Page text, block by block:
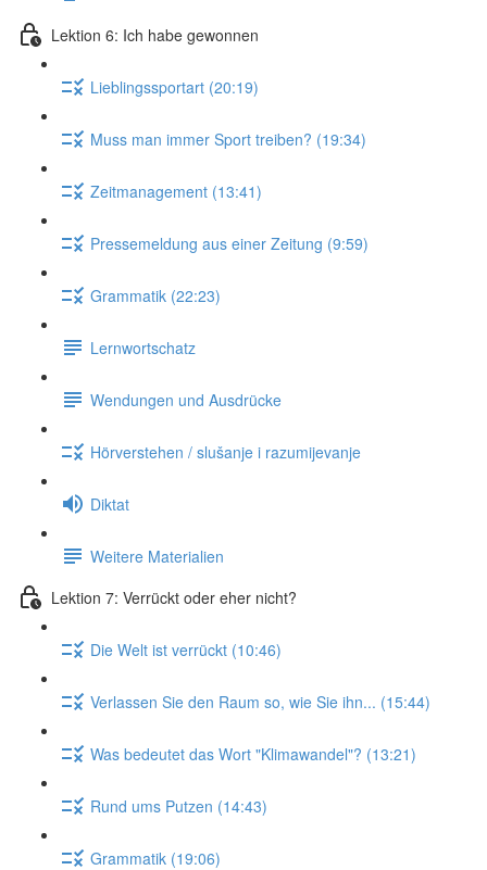
Lektion 6: Ich habe gewonnen
Lieblingssportart (20:19)
Muss man immer Sport treiben? (19:34)
Zeitmanagement (13:41)
Pressemeldung aus einer Zeitung (9:59)
Grammatik (22:23)
Lernwortschatz
Wendungen und Ausdrücke
Hörverstehen / slušanje i razumijevanje
Diktat
Weitere Materialien
Lektion 7: Verrückt oder eher nicht?
Die Welt ist verrückt (10:46)
Verlassen Sie den Raum so, wie Sie ihn... (15:44)
Was bedeutet das Wort "Klimawandel"? (13:21)
Rund ums Putzen (14:43)
Grammatik (19:06)